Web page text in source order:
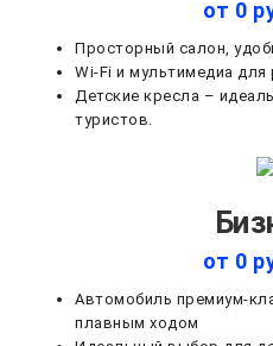
от 0
Просторный салон,
Wi-Fi и мультимедиа для
Детские кресла –
туристов.
от 0
Автомобиль премиум-
плавным ходом